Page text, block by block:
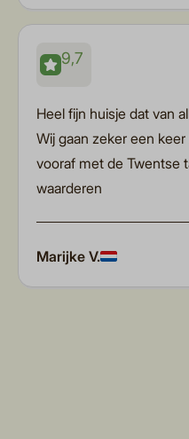
9,7
Heel fijn huisje dat van
Wij gaan zeker een
vooraf met de Twentse
waarderen
Marijke V.